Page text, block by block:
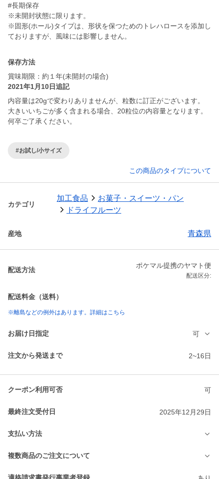
#長期保存
※未開封状態に限ります。
※固形(ホール)タイプは、形状を保つためのトレハロースを添加し
ておりますが、風味には影響しません。
保存方法
賞味期限：約１年(未開封の場合)
2021年1月10日追記
内容量は20gで変わりありませんが、粒数に訂正がございます。
大きいいちごが多く含まれる場合、20粒位の内容量となります。
何卒ご了承ください。
#お試し/小サイズ
この商品のタイプについて
カテゴリ
加工食品
お菓子・スイーツ・パン
ドライフルーツ
産地 青森県
配送方法
ポケマル提携のヤマト便
配送区分:
配送料金（送料）
※離島などの例外はあります。詳細はこちら
お届け日指定 可
注文から発送まで 2~16日
クーポン利用可否 可
最終注文受付日 2025年12月29日
支払い方法
複数商品のご注文について